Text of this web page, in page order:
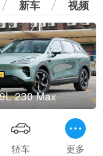
新车 视频
230 Max
轿车 更多